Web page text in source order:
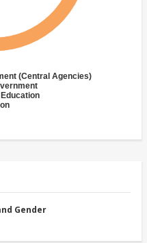
(Central Agencies)
Gender